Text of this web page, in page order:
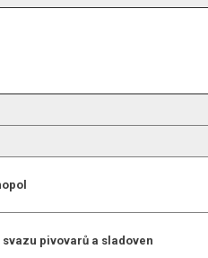
pivovarů a sladoven